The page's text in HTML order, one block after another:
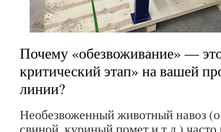
Почему «обезвоживание» —
критический этап» на вашей
линии?
Необезвоженный животный навоз
свиной, куриный помет и т.д.)